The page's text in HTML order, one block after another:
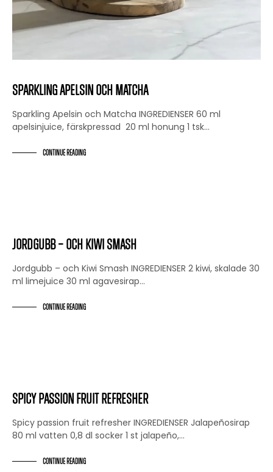
Sparkling Apelsin och Matcha
Sparkling Apelsin och Matcha INGREDIENSER 60 ml
apelsinjuice, färskpressad ⁠ 20 ml honung 1 tsk…
CONTINUE READING
Jordgubb – och Kiwi Smash
Jordgubb – och Kiwi Smash INGREDIENSER 2 kiwi, skalade 30
ml limejuice 30 ml agavesirap…
CONTINUE READING
Spicy passion fruit refresher
Spicy passion fruit refresher INGREDIENSER Jalapeñosirap
80 ml vatten 0,8 dl socker 1 st jalapeño,…
CONTINUE READING